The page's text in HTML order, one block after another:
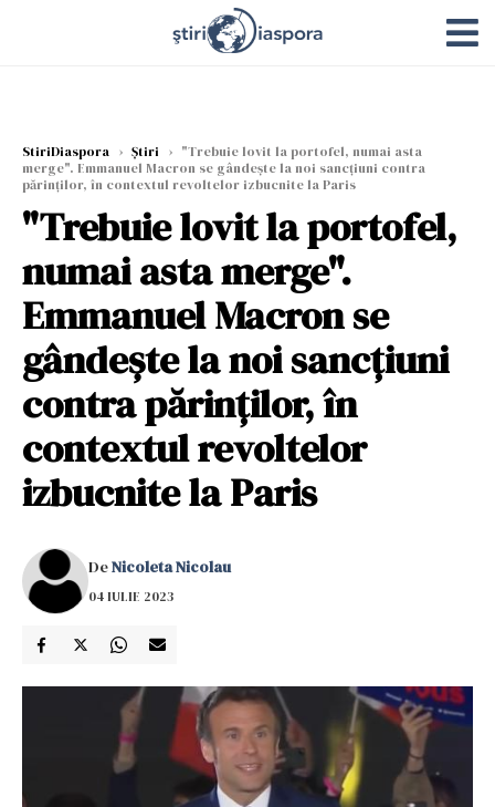
StiriDiaspora › Știri › "Trebuie lovit la portofel, numai asta
merge". Emmanuel Macron se gândeşte la noi sancţiuni contra
părinţilor, în contextul revoltelor izbucnite la Paris
"Trebuie lovit la portofel,
numai asta merge".
Emmanuel Macron se
gândeşte la noi sancţiuni
contra părinţilor, în
contextul revoltelor
izbucnite la Paris
DeNicoleta Nicolau
04 IULIE 2023